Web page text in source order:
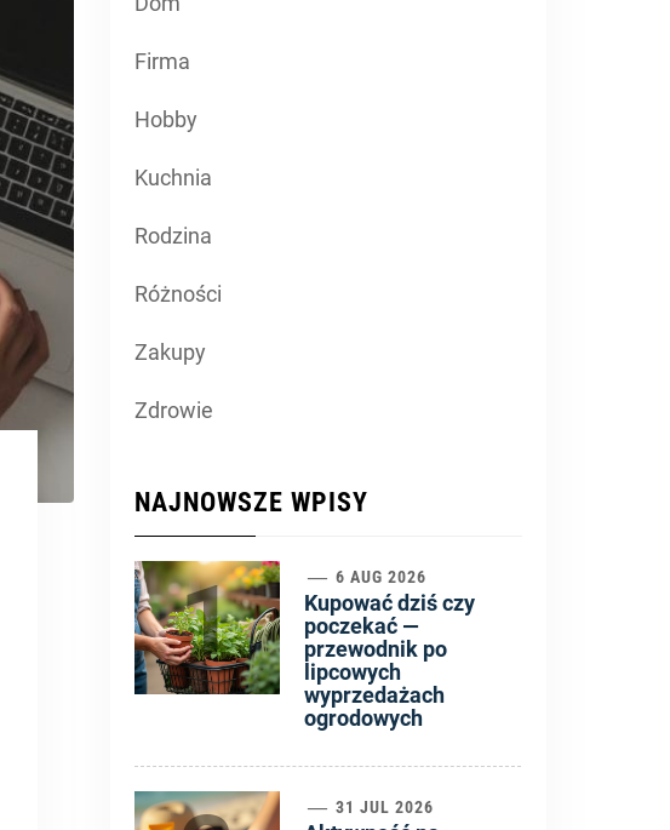
Firma
Hobby
Kuchnia
Rodzina
Różności
Zakupy
Zdrowie
NAJNOWSZE WPISY
1 6 AUG 2026
Kupować dziś czy
poczekać —
przewodnik po
lipcowych
wyprzedażach
ogrodowych
31 JUL 2026